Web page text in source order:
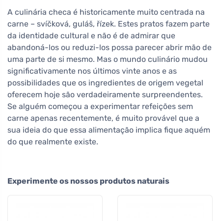
A culinária checa é historicamente muito centrada na
carne – svíčková, guláš, řízek. Estes pratos fazem parte
da identidade cultural e não é de admirar que
abandoná-los ou reduzi-los possa parecer abrir mão de
uma parte de si mesmo. Mas o mundo culinário mudou
significativamente nos últimos vinte anos e as
possibilidades que os ingredientes de origem vegetal
oferecem hoje são verdadeiramente surpreendentes.
Se alguém começou a experimentar refeições sem
carne apenas recentemente, é muito provável que a
sua ideia do que essa alimentação implica fique aquém
do que realmente existe.
Experimente os nossos produtos naturais